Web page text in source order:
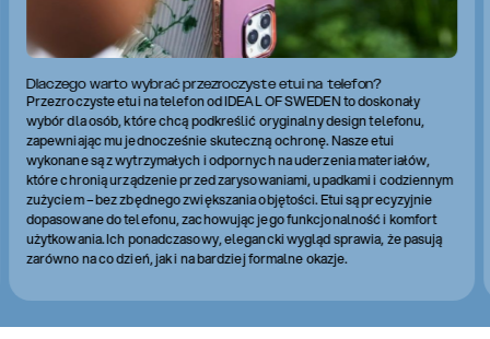
Dlaczego warto wybrać przezroczyste etui na telefon?
Przezroczyste etui na telefon od IDEAL OF SWEDEN to doskonały
wybór dla osób, które chcą podkreślić oryginalny design telefonu,
zapewniając mu jednocześnie skuteczną ochronę. Nasze etui
wykonane są z wytrzymałych i odpornych na uderzenia materiałów,
które chronią urządzenie przed zarysowaniami, upadkami i codziennym
zużyciem – bez zbędnego zwiększania objętości. Etui są precyzyjnie
dopasowane do telefonu, zachowując jego funkcjonalność i komfort
użytkowania. Ich ponadczasowy, elegancki wygląd sprawia, że pasują
zarówno na co dzień, jak i na bardziej formalne okazje.